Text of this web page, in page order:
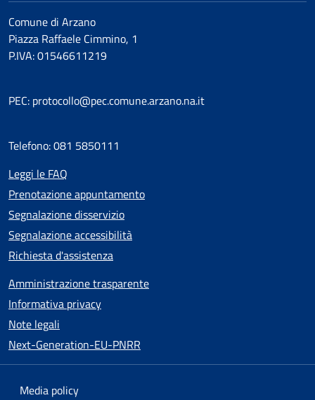
Comune di Arzano
Piazza Raffaele Cimmino, 1
P.IVA: 01546611219
PEC: protocollo@pec.comune.arzano.na.it
Telefono: 081 5850111
Leggi le FAQ
Prenotazione appuntamento
Segnalazione disservizio
Segnalazione accessibilità
Richiesta d'assistenza
Amministrazione trasparente
Informativa privacy
Note legali
Next-Generation-EU-PNRR
Media policy